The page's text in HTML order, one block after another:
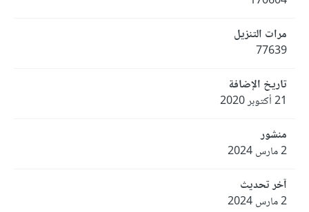
مرات التنزيل
77639
تاريخ الإضافة
21 أكتوبر 2020
منشور
2 مارس 2024
آخر تحديث
2 مارس 2024